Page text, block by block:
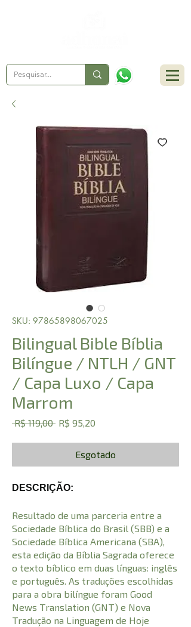
SKU: 97865898067025
Bilingual Bible Bíblia
Bilíngue / NTLH / GNT
/ Capa Luxo / Capa
Marrom
R$ 119,00 Preço
R$ 95,20
Esgotado
DESCRIÇÃO:
Resultado de uma parceria entre a
Sociedade Bíblica do Brasil (SBB) e a
Sociedade Bíblica Americana (SBA),
esta edição da Bíblia Sagrada oferece
o texto bíblico em duas línguas: inglês
e português. As traduções escolhidas
para a obra bilíngue foram Good
News Translation (GNT) e Nova
Tradução na Linguagem de Hoje